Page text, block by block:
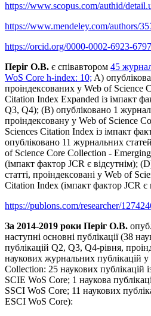
https://www.scopus.com/authid/
https://www.mendeley.com/authors/
https://orcid.org/0000-0002-6923-6797
Періг О.В. є співавтором 45
WoS Core h-index: 10; A)
проіндексованих у Web of Science
Citation Index Expanded із імпакт
Q3, Q4); (B) опубліковано 1
проіндексовану у Web of Science
Sciences Citation Index із імпакт
опубліковано 11 журнальних
of Science Core Collection -
(імпакт фактор JCR є відсутнім);
статті, проіндексовані у Web of
Citation Index (імпакт фактор JCR є
https://publons.com/researcher/
За 2014-2019 роки Періг О.В.
наступні основні публікації (38
публікацій Q2, Q3, Q4-рівня,
наукових журнальних публікацій
Collection: 25 наукових публікацій
SCIE WoS Core; 1 наукова
SSCI WoS Core; 11 наукових
ESCI WoS Core):